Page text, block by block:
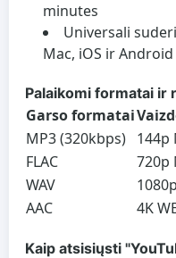
minutes
Universali
Mac, iOS ir Android
Palaikomi formatai ir
Garso formatai
MP3 (320kbps) 144p
FLAC
720p
WAV
AAC
4K
Kaip atsisiųsti